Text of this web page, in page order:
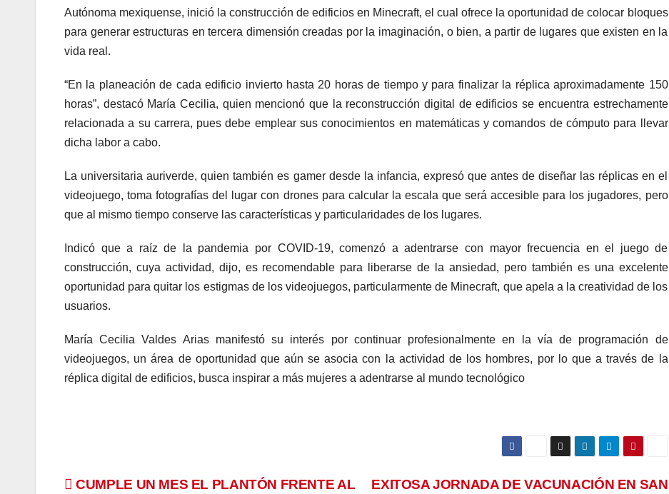
Autónoma mexiquense, inició la construcción de edificios en Minecraft, el cual ofrece la oportunidad de colocar bloques
para generar estructuras en tercera dimensión creadas por la imaginación, o bien, a partir de lugares que existen en la
vida real.
“En la planeación de cada edificio invierto hasta 20 horas de tiempo y para finalizar la réplica aproximadamente 150
horas”, destacó María Cecilia, quien mencionó que la reconstrucción digital de edificios se encuentra estrechamente
relacionada a su carrera, pues debe emplear sus conocimientos en matemáticas y comandos de cómputo para llevar
dicha labor a cabo.
La universitaria auriverde, quien también es gamer desde la infancia, expresó que antes de diseñar las réplicas en el
videojuego, toma fotografías del lugar con drones para calcular la escala que será accesible para los jugadores, pero
que al mismo tiempo conserve las características y particularidades de los lugares.
Indicó que a raíz de la pandemia por COVID-19, comenzó a adentrarse con mayor frecuencia en el juego de
construcción, cuya actividad, dijo, es recomendable para liberarse de la ansiedad, pero también es una excelente
oportunidad para quitar los estigmas de los videojuegos, particularmente de Minecraft, que apela a la creatividad de los
usuarios.
María Cecilia Valdes Arias manifestó su interés por continuar profesionalmente en la vía de programación de
videojuegos, un área de oportunidad que aún se asocia con la actividad de los hombres, por lo que a través de la
réplica digital de edificios, busca inspirar a más mujeres a adentrarse al mundo tecnológico
EXITOSA JORNADA DE VACUNACIÓN EN SAN
CUMPLE UN MES EL PLANTÓN FRENTE AL